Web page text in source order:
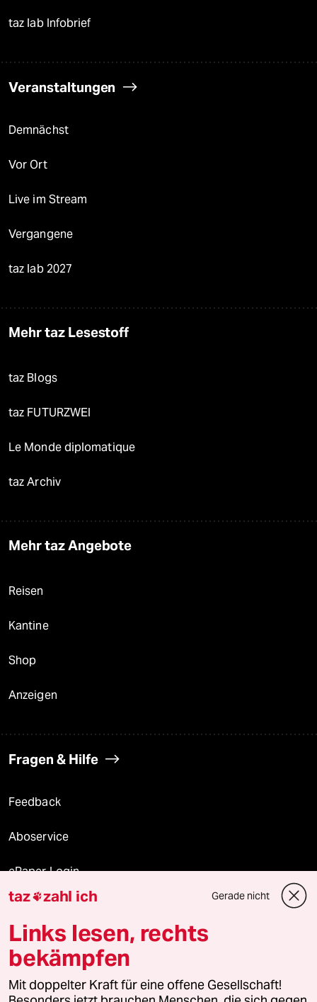
taz lab Infobrief
Veranstaltungen
Demnächst
Vor Ort
Live im Stream
Vergangene
taz lab 2027
Mehr taz Lesestoff
taz Blogs
taz FUTURZWEI
Le Monde diplomatique
taz Archiv
Mehr taz Angebote
Reisen
Kantine
Shop
Anzeigen
Fragen & Hilfe
Feedback
Aboservice
ePaper Login
Downloads für Abonnierende
© 2026 taz Verlags und Vertriebs GmbH
Alle Rechte vorbehalten. Bei rechtlichen Fragen oder für Genehmigungen
wenden Sie sich bitte an
lizenzen@taz.de
taz zahl ich Gerade nicht
Links lesen, rechts
bekämpfen
Mit doppelter Kraft für eine offene Gesellschaft!